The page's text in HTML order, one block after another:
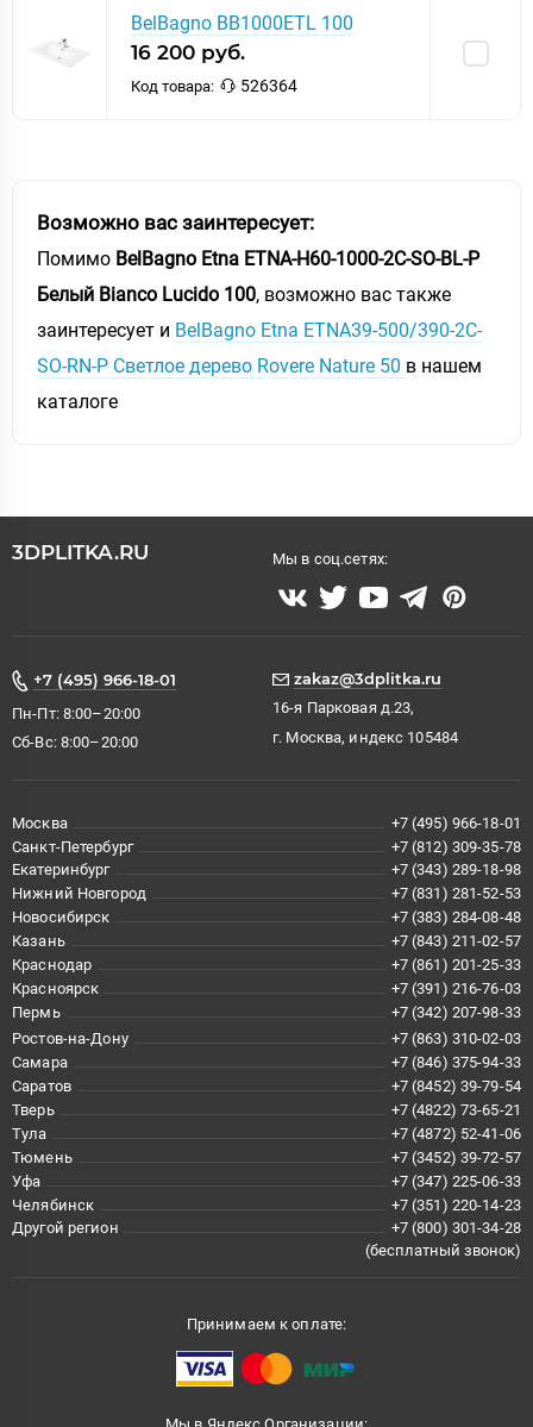
BelBagno BB1000ETL 100
16 200 руб.
Код товара: 526364
Возможно вас заинтересует:
Помимо BelBagno Etna ETNA-H60-1000-2C-SO-BL-P
Белый Bianco Lucido 100, возможно вас также
заинтересует и BelBagno Etna ETNA39-500/390-2C-
SO-RN-P Светлое дерево Rovere Nature 50 в нашем
каталоге
3DPLITKA.RU Мы в соц.сетях:
+7 (495) 966-18-01
Пн-Пт: 8:00–20:00
Сб-Вс: 8:00–20:00
zakaz@3dplitka.ru
16-я Парковая д.23,
г. Москва, индекс 105484
Москва
+7 (495) 966-18-01
Санкт-Петербург
+7 (812) 309-35-78
Екатеринбург
+7 (343) 289-18-98
Нижний Новгород
+7 (831) 281-52-53
Новосибирск
+7 (383) 284-08-48
Казань
+7 (843) 211-02-57
Краснодар
+7 (861) 201-25-33
Красноярск
+7 (391) 216-76-03
Пермь
+7 (342) 207-98-33
Ростов-на-Дону
+7 (863) 310-02-03
Самара
+7 (846) 375-94-33
Саратов
+7 (8452) 39-79-54
Тверь
+7 (4822) 73-65-21
Тула
+7 (4872) 52-41-06
Тюмень
+7 (3452) 39-72-57
Уфа
+7 (347) 225-06-33
Челябинск
+7 (351) 220-14-23
Другой регион
+7 (800) 301-34-28
(бесплатный звонок)
Принимаем к оплате: